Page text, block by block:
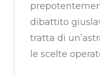
dibattito
tratta di
le scelte